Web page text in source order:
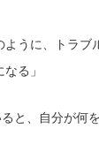
うに、トラブ
る」
と、自分が何